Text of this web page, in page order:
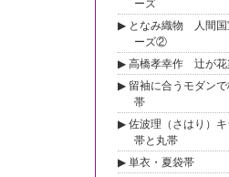
ーズ
となみ織物 人間国
ーズ②
高橋孝幸作 辻が花
留袖に合うモダン
帯
佐波理（さはり）
帯と丸帯
単衣・夏袋帯